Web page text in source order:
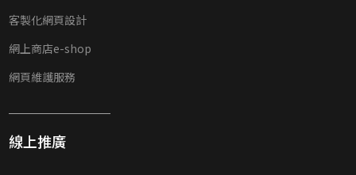
客製化網頁設計
網上商店e-shop
網頁維護服務
線上推廣